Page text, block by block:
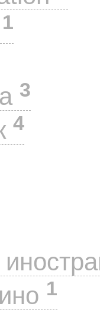
1
3
4
1